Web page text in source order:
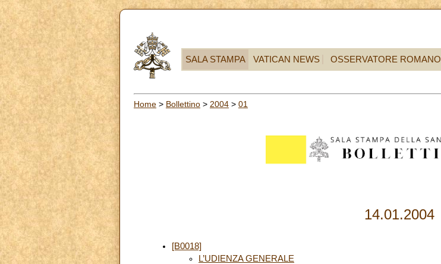
SALA STAMPA VATICAN NEWS OSSERVATORE ROMANO
Home > Bollettino > 2004 > 01
14.01.2004
[B0018]
L’UDIENZA GENERALE